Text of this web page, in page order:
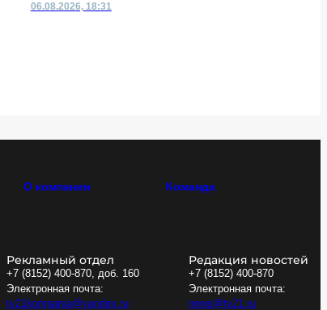
06.08.2026, 18:31
О компании
Команда
Рекламный отдел
+7 (8152) 400-870, доб. 160
Электронная почта:
tv21kompania@yandex.ru
Редакция новостей
+7 (8152) 400-870
Электронная почта:
news@tv21.ru